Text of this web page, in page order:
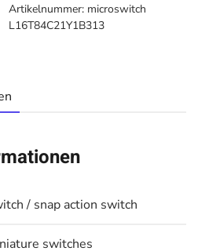
Artikelnummer: microswitch
L16T84C21Y1B313
/ snap action switch
switches